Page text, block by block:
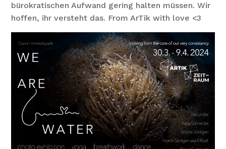
bürokratischen Aufwand gering halten müssen. Wir
hoffen, ihr versteht das. From ArTik with love <3